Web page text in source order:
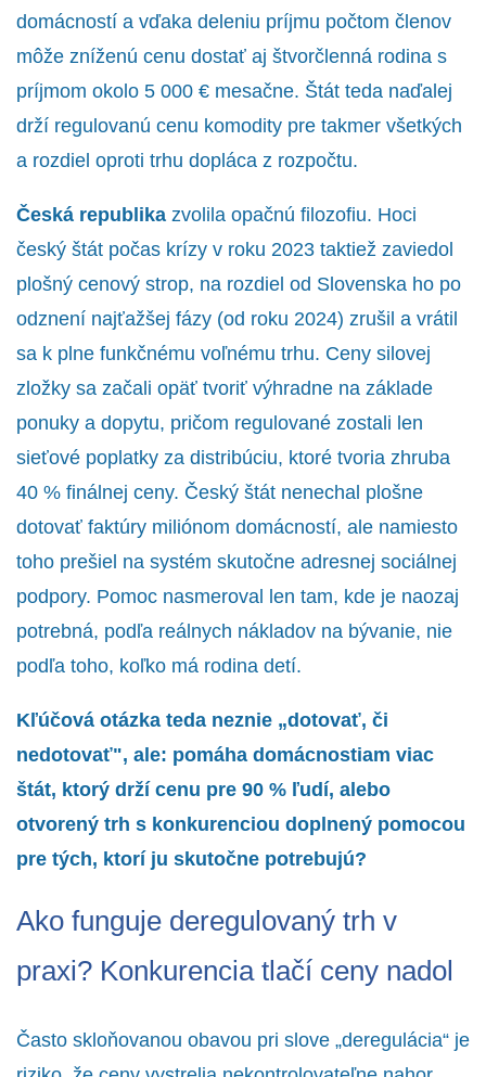
domácností a vďaka deleniu príjmu počtom členov
môže zníženú cenu dostať aj štvorčlenná rodina s
príjmom okolo 5 000 € mesačne. Štát teda naďalej
drží regulovanú cenu komodity pre takmer všetkých
a rozdiel oproti trhu dopláca z rozpočtu.
Česká republika zvolila opačnú filozofiu. Hoci
český štát počas krízy v roku 2023 taktiež zaviedol
plošný cenový strop, na rozdiel od Slovenska ho po
odznení najťažšej fázy (od roku 2024) zrušil a vrátil
sa k plne funkčnému voľnému trhu. Ceny silovej
zložky sa začali opäť tvoriť výhradne na základe
ponuky a dopytu, pričom regulované zostali len
sieťové poplatky za distribúciu, ktoré tvoria zhruba
40 % finálnej ceny. Český štát nenechal plošne
dotovať faktúry miliónom domácností, ale namiesto
toho prešiel na systém skutočne adresnej sociálnej
podpory. Pomoc nasmeroval len tam, kde je naozaj
potrebná, podľa reálnych nákladov na bývanie, nie
podľa toho, koľko má rodina detí.
Kľúčová otázka teda neznie „dotovať, či
nedotovať", ale: pomáha domácnostiam viac
štát, ktorý drží cenu pre 90 % ľudí, alebo
otvorený trh s konkurenciou doplnený pomocou
pre tých, ktorí ju skutočne potrebujú?
Ako funguje deregulovaný trh v
praxi? Konkurencia tlačí ceny nadol
Často skloňovanou obavou pri slove „deregulácia“ je